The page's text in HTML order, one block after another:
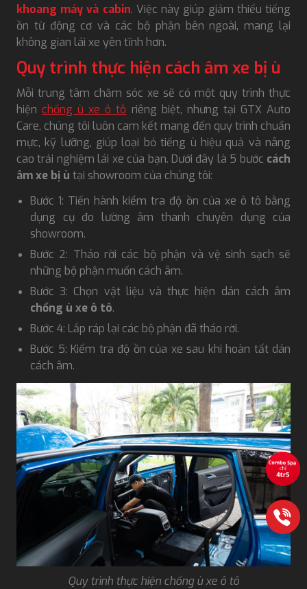
khoang máy và cabin. Việc này giúp giảm thiểu tiếng
ồn từ động cơ và các bộ phận bên ngoài, mang lại
không gian lái xe yên tĩnh hơn.
Quy trình thực hiện cách âm xe bị ù
Mỗi trung tâm chăm sóc xe sẽ có một quy trình thực
hiệnchống ù xe ô tô riêng biệt, nhưng tại GTX Auto
Care, chúng tôi luôn cam kết mang đến quy trình chuẩn
mực, kỹ lưỡng, giúp loại bỏ tiếng ù hiệu quả và nâng
cao trải nghiệm lái xe của bạn. Dưới đây là 5 bước cách
âm xe bị ù tại showroom của chúng tôi:
Bước 1: Tiến hành kiểm tra độ ồn của xe ô tô bằng
dụng cụ đo lường âm thanh chuyên dụng của
showroom.
Bước 2: Tháo rời các bộ phận và vệ sinh sạch sẽ
những bộ phận muốn cách âm.
Bước 3: Chọn vật liệu và thực hiện dán cách âm
chống ù xe ô tô.
Bước 4: Lắp ráp lại các bộ phận đã tháo rời.
Bước 5: Kiểm tra độ ồn của xe sau khi hoàn tất dán
cách âm.
Quy trình thực hiện chống ù xe ô tô